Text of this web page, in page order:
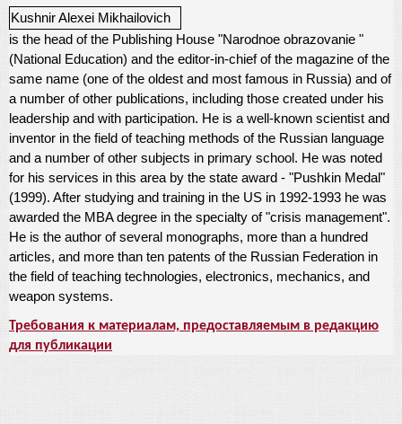
Kushnir Alexei Mikhailovich
is the head of the Publishing House "Narodnoe obrazovanie "
(National Education) and the editor-in-chief of the magazine of the
same name (one of the oldest and most famous in Russia) and of
a number of other publications, including those created under his
leadership and with participation. He is a well-known scientist and
inventor in the field of teaching methods of the Russian language
and a number of other subjects in primary school. He was noted
for his services in this area by the state award - "Pushkin Medal"
(1999). After studying and training in the US in 1992-1993 he was
awarded the MBA degree in the specialty of "crisis management".
He is the author of several monographs, more than a hundred
articles, and more than ten patents of the Russian Federation in
the field of teaching technologies, electronics, mechanics, and
weapon systems.
Требования к материалам, предоставляемым в редакцию
для публикации